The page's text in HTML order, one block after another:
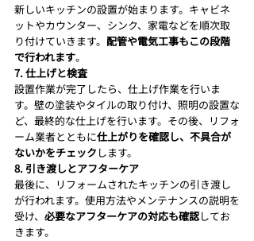
新しいキッチンの設置が始まります。キャビネ
ットやカウンター、シンク、家電などを順次取
り付けていきます。 配管や電気工事もこの段階
で行われます。
7. 仕上げと検査
設置作業が完了したら、仕上げ作業を行いま
す。壁の塗装やタイルの取り付け、照明の設置な
ど、最終的な仕上げを行います。その後、リフォ
ーム業者とともに仕上がりを確認し、不具合が
ないかをチェック します。
8. 引き渡しとアフターケア
最後に、リフォームされたキッチンの引き渡し
が行われます。使用方法やメンテナンスの説明を
受け、 必要なアフターケアの対応も確認してお
きます。